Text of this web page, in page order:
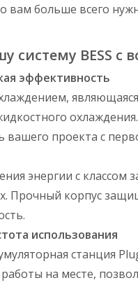
вам больше всего
систему BESS
эффективность
вашего проекта с
энергии с
Прочный корпус
использования
станция
на месте,